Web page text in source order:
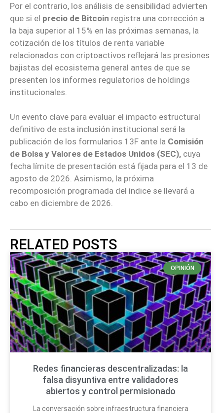
Por el contrario, los análisis de sensibilidad advierten
que si el precio de Bitcoin registra una corrección a
la baja superior al 15% en las próximas semanas, la
cotización de los títulos de renta variable
relacionados con criptoactivos reflejará las presiones
bajistas del ecosistema general antes de que se
presenten los informes regulatorios de holdings
institucionales.
Un evento clave para evaluar el impacto estructural
definitivo de esta inclusión institucional será la
publicación de los formularios 13F ante la Comisión
de Bolsa y Valores de Estados Unidos (SEC), cuya
fecha límite de presentación está fijada para el 13 de
agosto de 2026. Asimismo, la próxima
recomposición programada del índice se llevará a
cabo en diciembre de 2026.
RELATED POSTS
OPINIÓN
Redes financieras descentralizadas: la
falsa disyuntiva entre validadores
abiertos y control permisionado
La conversación sobre infraestructura financiera